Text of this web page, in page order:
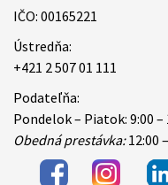
IČO: 00165221
Ústredňa:
+421 2 507 01 111
Podateľňa:
Pondelok – Piatok: 9:00 –
Obedná prestávka:12:00